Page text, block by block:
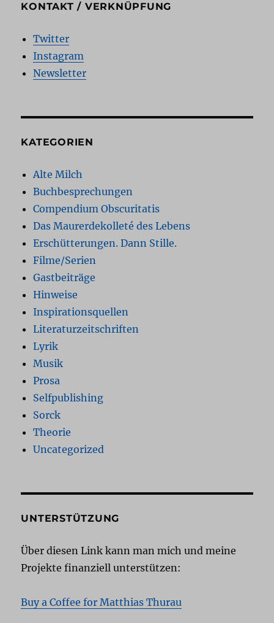
KONTAKT / VERKNÜPFUNG
Twitter
Instagram
Newsletter
KATEGORIEN
Alte Milch
Buchbesprechungen
Compendium Obscuritatis
Das Maurerdekolleté des Lebens
Erschütterungen. Dann Stille.
Filme/Serien
Gastbeiträge
Hinweise
Inspirationsquellen
Literaturzeitschriften
Lyrik
Musik
Prosa
Selfpublishing
Sorck
Theorie
Uncategorized
UNTERSTÜTZUNG
Über diesen Link kann man mich und meine
Projekte finanziell unterstützen:
Buy a Coffee for Matthias Thurau